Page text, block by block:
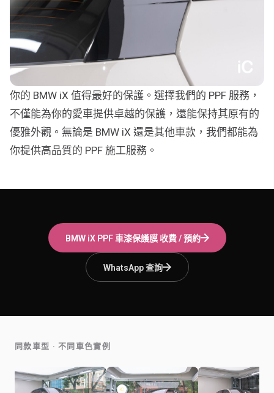
你的 BMW iX 值得最好的保護。選擇我們的 PPF 服務，
不僅能為你的愛車提供卓越的保護，還能保持其原有的
優雅外觀。無論是 BMW iX 還是其他車款，我們都能為
你提供高品質的 PPF 施工服務。
BMW iX PPF 車漆保護膜收費 / 預約
WhatsApp 查詢
同款車型 · 不同車色實例